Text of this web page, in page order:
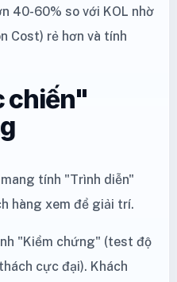
40-60% so với KOL nhờ
Cost) rẻ hơn và tính
chiến"
tính "Trình diễn"
hàng xem để giải trí.
"Kiểm chứng" (test độ
cực đại). Khách